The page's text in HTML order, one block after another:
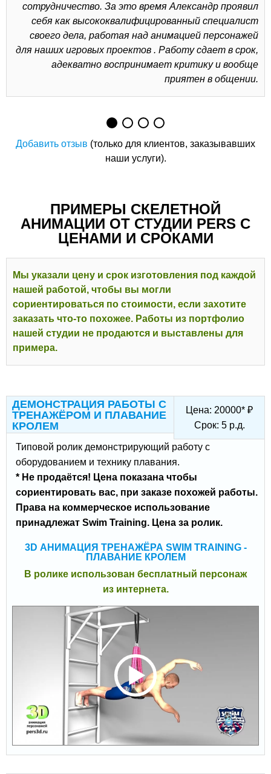
сотрудничество. За это время Александр проявил
себя как высококвалифицированный специалист
своего дела, работая над анимацией персонажей
для наших игровых проектов . Работу сдает в срок,
адекватно воспринимает критику и вообще
приятен в общении.
Добавить отзыв (только для клиентов, заказывавших
наши услуги).
ПРИМЕРЫ СКЕЛЕТНОЙ
АНИМАЦИИ ОТ СТУДИИ PERS С
ЦЕНАМИ И СРОКАМИ
Мы указали цену и срок изготовления под каждой
нашей работой, чтобы вы могли
сориентироваться по стоимости, если захотите
заказать что-то похожее. Работы из портфолио
нашей студии не продаются и выставлены для
примера.
Цена: 20000* ₽
Срок: 5 р.д.
ДЕМОНСТРАЦИЯ РАБОТЫ С
ТРЕНАЖЁРОМ И ПЛАВАНИЕ
КРОЛЕМ
Типовой ролик демонстрирующий работу с
оборудованием и технику плавания.
* Не продаётся! Цена показана чтобы
сориентировать вас, при заказе похожей работы.
Права на коммерческое использование
принадлежат Swim Training. Цена за ролик.
3D АНИМАЦИЯ ТРЕНАЖЁРА SWIM TRAINING -
ПЛАВАНИЕ КРОЛЕМ
В ролике использован бесплатный персонаж
из интернета.